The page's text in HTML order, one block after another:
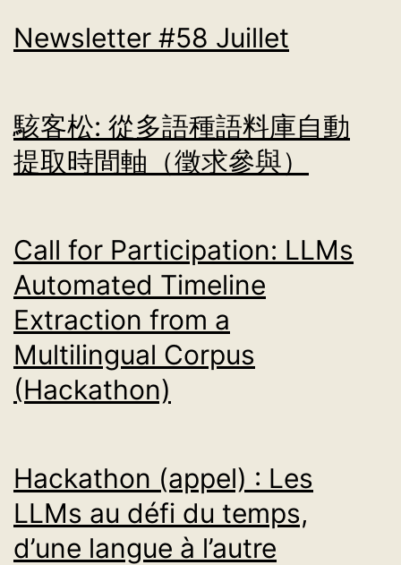
Newsletter #58 Juillet
駭客松: 從多語種語料庫自動
提取時間軸（徵求參與）
Call for Participation: LLMs
Automated Timeline
Extraction from a
Multilingual Corpus
(Hackathon)
Hackathon (appel) : Les
LLMs au défi du temps,
d’une langue à l’autre